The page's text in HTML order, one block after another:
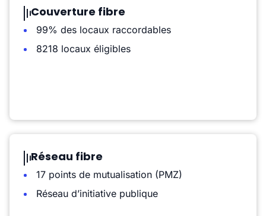
Couverture fibre
99% des locaux raccordables
8218 locaux éligibles
Réseau fibre
17 points de mutualisation (PMZ)
Réseau d’initiative publique